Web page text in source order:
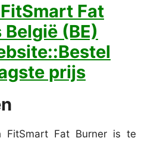
Fat
(BE)
prijs
FitSmart Fat Burner is te